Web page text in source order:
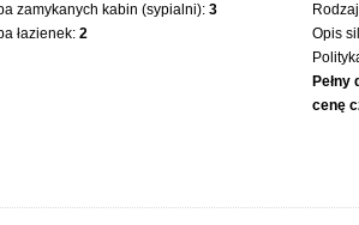
zamykanych kabin (sypialni): 3
łazienek: 2
Opis
Pełny
cenę